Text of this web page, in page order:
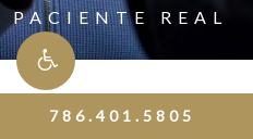
PACIENTE REAL
786.401.5805